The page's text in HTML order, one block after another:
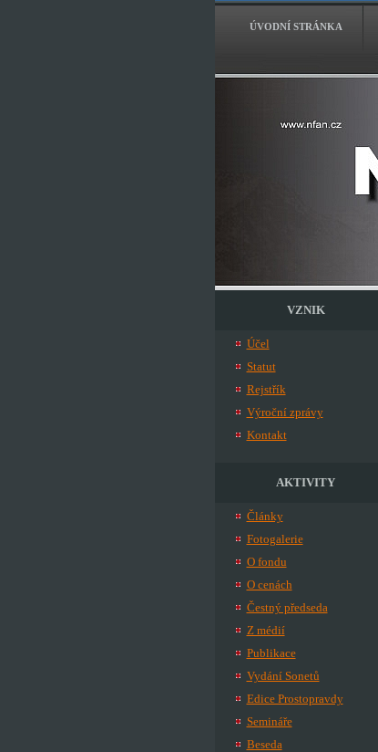
ÚVODNÍ STRÁNKA
VZNIK
Účel
Statut
Rejstřík
Výroční zprávy
Kontakt
AKTIVITY
Články
Fotogalerie
O fondu
O cenách
Čestný předseda
Z médií
Publikace
Vydání Sonetů
Edice Prostopravdy
Semináře
Beseda